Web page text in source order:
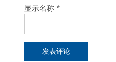
显示名称 *